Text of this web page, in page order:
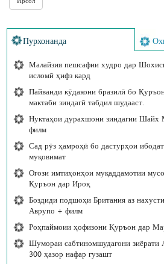
Пурхонанда
Малайзия пешсафии худро дар
исломӣ ҳифз кард
Пайванди кӯдакони бразилӣ бо
мактаби зиндагӣ табдил шудааст.
Нуктаҳои дурахшони зиндагии
филм
Сад рӯз ҳамроҳӣ бо дастурҳои
муқовимат
Оғози имтиҳонҳои муқаддамотии
Қуръон дар Ироқ
Боздиди подшоҳи Британия аз
Аврупо + филм
Роҳпаймоии ҳофизони Қуръон дар
Шумораи сабтиномшудагони зиёрати
300 ҳазор нафар гузашт